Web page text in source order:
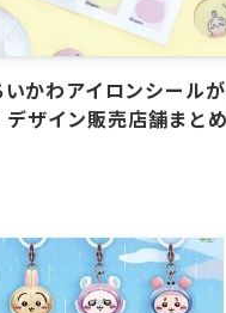
いかわアイロンシール
ザイン販売店舗まとめ